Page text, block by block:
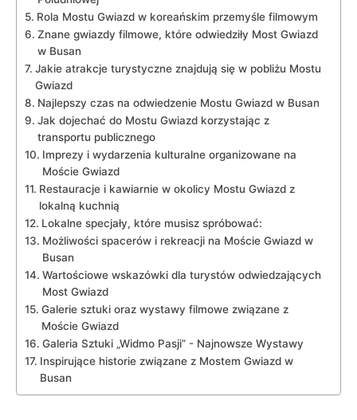
Rola ‍Mostu Gwiazd w koreańskim przemyśle ‌filmowym
Znane⁤ gwiazdy filmowe, które odwiedziły Most ⁣Gwiazd
w​ Busan
Jakie⁣ atrakcje turystyczne znajdują się w pobliżu Mostu
Gwiazd
Najlepszy czas na odwiedzenie Mostu‍ Gwiazd w Busan
Jak‍ dojechać do Mostu Gwiazd ⁤korzystając z
transportu⁣ publicznego
Imprezy i wydarzenia kulturalne organizowane na
Moście Gwiazd
Restauracje i kawiarnie w okolicy Mostu Gwiazd z
lokalną kuchnią
Lokalne specjały, które musisz spróbować:
Możliwości spacerów i rekreacji‌ na Moście Gwiazd w
⁣Busan
Wartościowe ⁤wskazówki ⁢dla turystów odwiedzających
Most Gwiazd
Galerie sztuki ‌oraz⁣ wystawy filmowe związane z
Moście​ Gwiazd
Galeria Sztuki „Widmo Pasji” ‍- Najnowsze Wystawy
Inspirujące⁢ historie związane z Mostem Gwiazd w
Busan